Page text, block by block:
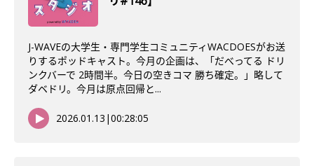
J-WAVEの大学生・専門学生コミュニティWACDOESがお送
りするポッドキャスト。今月の企画は、「だべってる ドリ
ンクバーで 2時間半。今日の空きコマ 勝ち確定。」略して
ダベドリ。今月は原点回帰と...
2026.01.13 |00:28:05